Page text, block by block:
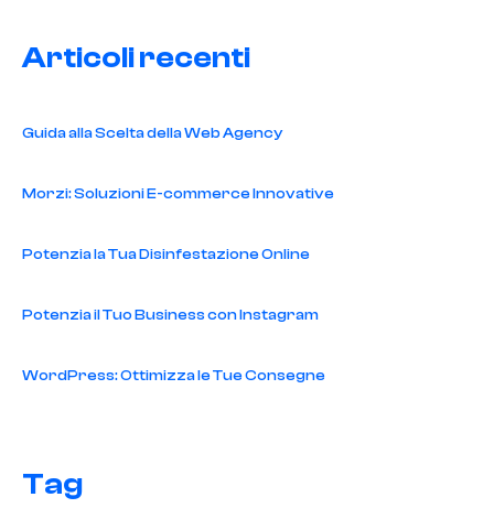
Articoli recenti
Guida alla Scelta della Web Agency
Morzi: Soluzioni E-commerce Innovative
Potenzia la Tua Disinfestazione Online
Potenzia il Tuo Business con Instagram
WordPress: Ottimizza le Tue Consegne
Tag